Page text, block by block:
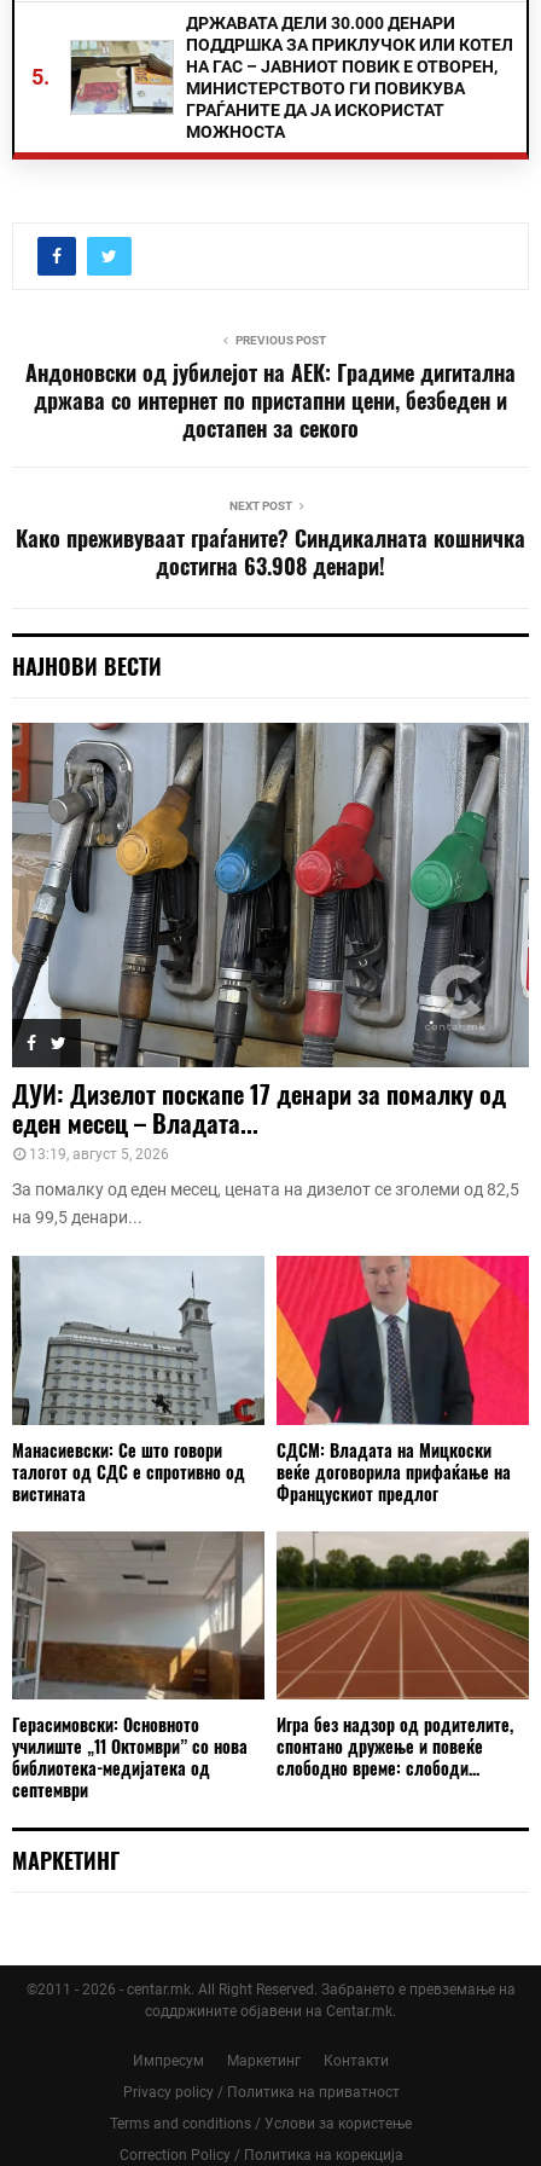
5.
ДРЖАВАТА ДЕЛИ 30.000 ДЕНАРИ
ПОДДРШКА ЗА ПРИКЛУЧОК ИЛИ КОТЕЛ
НА ГАС – ЈАВНИОТ ПОВИК Е ОТВОРЕН,
МИНИСТЕРСТВОТО ГИ ПОВИКУВА
ГРАЃАНИТЕ ДА ЈА ИСКОРИСТАТ
МОЖНОСТА
PREVIOUS POST
Андоновски од јубилејот на АЕК: Градиме дигитална
држава со интернет по пристапни цени, безбеден и
достапен за секого
NEXT POST
Како преживуваат граѓаните? Синдикалната кошничка
достигна 63.908 денари!
НАЈНОВИ ВЕСТИ
ДУИ: Дизелот поскапе 17 денари за помалку од
еден месец – Владата...
13:19, август 5, 2026
За помалку од еден месец, цената на дизелот се зголеми од 82,5
на 99,5 денари...
Манасиевски: Се што говори
талогот од СДС е спротивно од
вистината
СДСМ: Владата на Мицкоски
веќе договорила прифаќање на
Францускиот предлог
Герасимовски: Основното
училиште „11 Октомври” со нова
библиотека-медијатека од
септември
Игра без надзор од родителите,
спонтано дружење и повеќе
слободно време: слободи...
МАРКЕТИНГ
©2011 - 2026 - centar.mk. All Right Reserved. Забрането е превземање на
соддржините објавени на Centar.mk.
Импресум Маркетинг
Контакти
Privacy policy / Политика на приватност
Terms and conditions / Услови за користење
Correction Policy / Политика на корекција